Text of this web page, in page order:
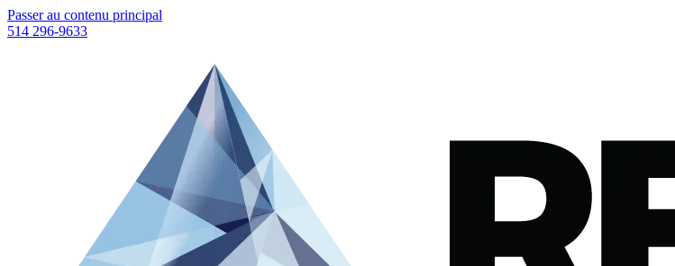
Passer au contenu principal
514 296-9633